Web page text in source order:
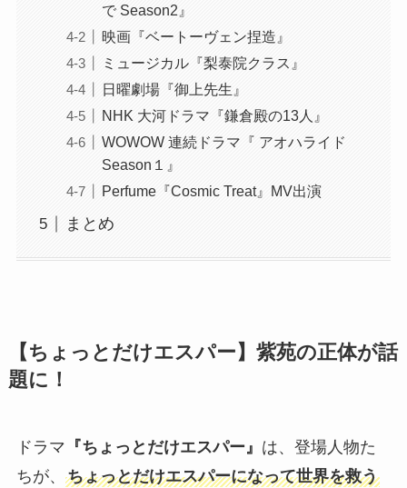
で Season2』
映画『ベートーヴェン捏造』
ミュージカル『梨泰院クラス』
日曜劇場『御上先生』
NHK 大河ドラマ『鎌倉殿の13人』
WOWOW 連続ドラマ『 アオハライド
Season１』
Perfume『Cosmic Treat』MV出演
まとめ
【ちょっとだけエスパー】紫苑の正体が話
題に！
ドラマ 『ちょっとだけエスパー』 は、登場人物た
ちが、 ちょっとだけエスパーになって世界を救う